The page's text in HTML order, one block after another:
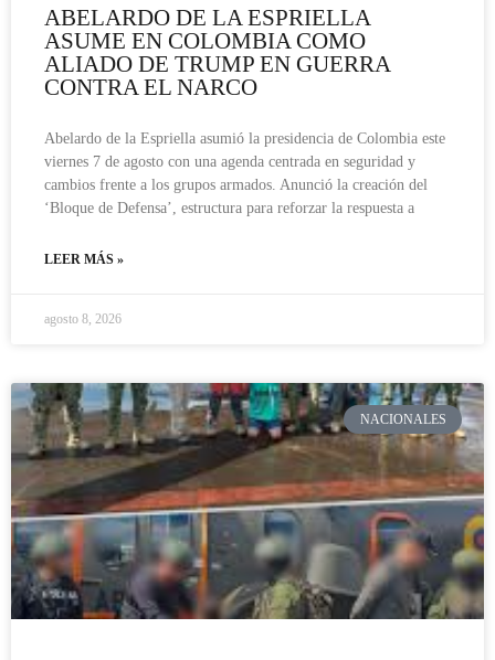
ABELARDO DE LA ESPRIELLA
ASUME EN COLOMBIA COMO
ALIADO DE TRUMP EN GUERRA
CONTRA EL NARCO
Abelardo de la Espriella asumió la presidencia de Colombia este
viernes 7 de agosto con una agenda centrada en seguridad y
cambios frente a los grupos armados. Anunció la creación del
‘Bloque de Defensa’, estructura para reforzar la respuesta a
LEER MÁS »
agosto 8, 2026
NACIONALES